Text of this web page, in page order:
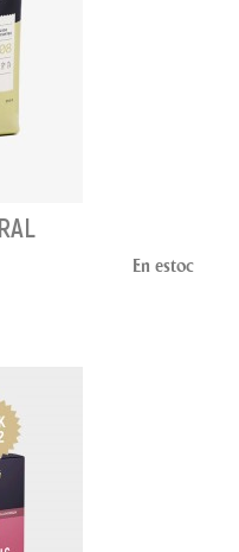
En estoc